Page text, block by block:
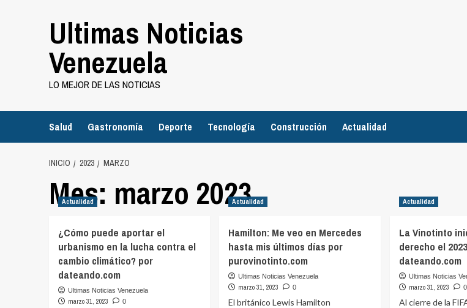
Ultimas Noticias
Venezuela
LO MEJOR DE LAS NOTICIAS
Salud Gastronomía Deporte Tecnología Construcción Actualidad
INICIO 2023 MARZO
Mes: marzo 2023
Actualidad
¿Cómo puede aportar el
urbanismo en la lucha contra el
cambio climático? por
dateando.com
Ultimas Noticias Venezuela
marzo 31, 2023 0
Actualidad
Hamilton: Me veo en Mercedes
hasta mis últimos días por
purovinotinto.com
Ultimas Noticias Venezuela
marzo 31, 2023 0
El británico Lewis Hamilton
Actualidad
La Vinotinto
derecho el
dateando.com
Ultimas Noticias
marzo 31, 2023 0
Al cierre de la